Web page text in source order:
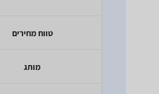
טווח מחירים
מותג